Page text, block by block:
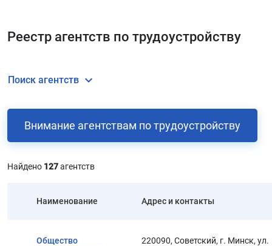
Реестр агентств по трудоустройству
Поиск агентствCвернуть/Развернуть
Внимание агентствам по трудоустройству
Найдено 127агентств
Наименование Адрес и контакты
Общество
220090, Советский, г. Минск, ул.